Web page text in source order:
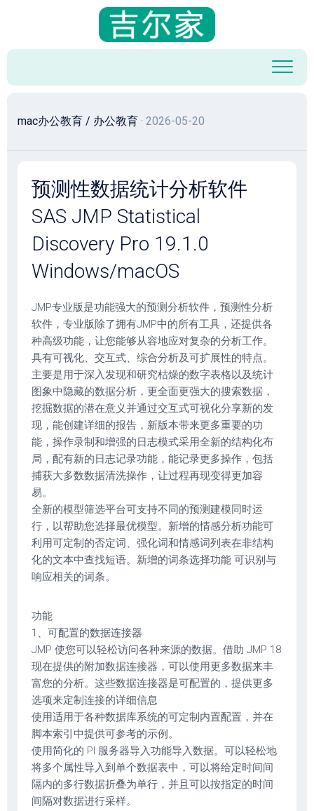
容
mac办公教育 / 办公教育 · 2026-05-20
预测性数据统计分析软件
SAS JMP Statistical
Discovery Pro 19.1.0
Windows/macOS
JMP专业版是功能强大的预测分析软件，预测性分析
软件，专业版除了拥有JMP中的所有工具，还提供各
种高级功能，让您能够从容地应对复杂的分析工作。
具有可视化、交互式、综合分析及可扩展性的特点。
主要是用于深入发现和研究枯燥的数字表格以及统计
图象中隐藏的数据分析，更全面更强大的搜索数据，
挖掘数据的潜在意义并通过交互式可视化分享新的发
现，能创建详细的报告，新版本带来更多重要的功
能，操作录制和增强的日志模式采用全新的结构化布
局，配有新的日志记录功能，能记录更多操作，包括
捕获大多数数据清洗操作，让过程再现变得更加容
易。
全新的模型筛选平台可支持不同的预测建模同时运
行，以帮助您选择最优模型。新增的情感分析功能可
利用可定制的否定词、强化词和情感词列表在非结构
化的文本中查找短语。新增的词条选择功能 可识别与
响应相关的词条。
功能
1、可配置的数据连接器
JMP 使您可以轻松访问各种来源的数据。借助 JMP 18
现在提供的附加数据连接器，可以使用更多数据来丰
富您的分析。这些数据连接器是可配置的，提供更多
选项来定制连接的详细信息
使用适用于各种数据库系统的可定制内置配置，并在
脚本索引中提供可参考的示例。
使用简化的 PI 服务器导入功能导入数据。可以轻松地
将多个属性导入到单个数据表中，可以将给定时间间
隔内的多行数据折叠为单行，并且可以按指定的时间
间隔对数据进行采样。